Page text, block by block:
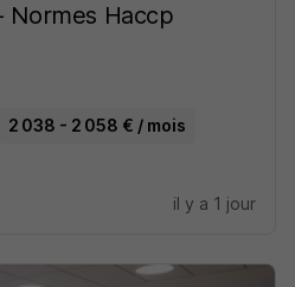
Normes Haccp
2 038 - 2 058 € / mois
il y a 1 jour